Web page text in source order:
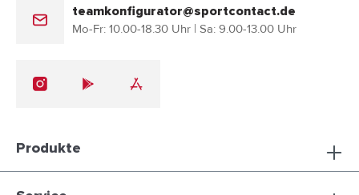
teamkonfigurator@sportcontact.de
Mo-Fr: 10.00-18.30 Uhr | Sa: 9.00-13.00 Uhr
Produkte